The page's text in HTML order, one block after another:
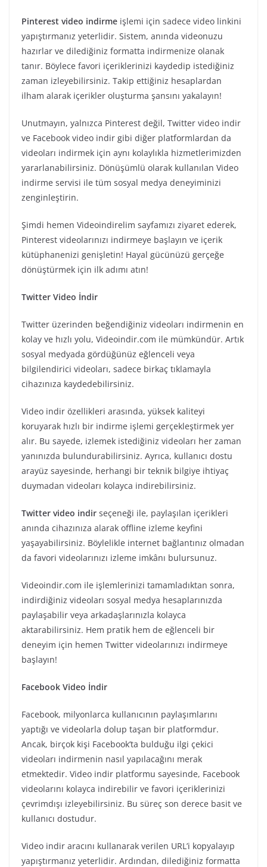
Pinterest video indirme işlemi için sadece video linkini
yapıştırmanız yeterlidir. Sistem, anında videonuzu
hazırlar ve dilediğiniz formatta indirmenize olanak
tanır. Böylece favori içeriklerinizi kaydedip istediğiniz
zaman izleyebilirsiniz. Takip ettiğiniz hesaplardan
ilham alarak içerikler oluşturma şansını yakalayın!
Unutmayın, yalnızca Pinterest değil, Twitter video indir
ve Facebook video indir gibi diğer platformlardan da
videoları indirmek için aynı kolaylıkla hizmetlerimizden
yararlanabilirsiniz. Dönüşümlü olarak kullanılan Video
indirme servisi ile tüm sosyal medya deneyiminizi
zenginleştirin.
Şimdi hemen Videoindirelim sayfamızı ziyaret ederek,
Pinterest videolarınızı indirmeye başlayın ve içerik
kütüphanenizi genişletin! Hayal gücünüzü gerçeğe
dönüştürmek için ilk adımı atın!
Twitter Video İndir
Twitter üzerinden beğendiğiniz videoları indirmenin en
kolay ve hızlı yolu, Videoindir.com ile mümkündür. Artık
sosyal medyada gördüğünüz eğlenceli veya
bilgilendirici videoları, sadece birkaç tıklamayla
cihazınıza kaydedebilirsiniz.
Video indir özellikleri arasında, yüksek kaliteyi
koruyarak hızlı bir indirme işlemi gerçekleştirmek yer
alır. Bu sayede, izlemek istediğiniz videoları her zaman
yanınızda bulundurabilirsiniz. Ayrıca, kullanıcı dostu
arayüz sayesinde, herhangi bir teknik bilgiye ihtiyaç
duymadan videoları kolayca indirebilirsiniz.
Twitter video indir seçeneği ile, paylaşılan içerikleri
anında cihazınıza alarak offline izleme keyfini
yaşayabilirsiniz. Böylelikle internet bağlantınız olmadan
da favori videolarınızı izleme imkânı bulursunuz.
Videoindir.com ile işlemlerinizi tamamladıktan sonra,
indirdiğiniz videoları sosyal medya hesaplarınızda
paylaşabilir veya arkadaşlarınızla kolayca
aktarabilirsiniz. Hem pratik hem de eğlenceli bir
deneyim için hemen Twitter videolarınızı indirmeye
başlayın!
Facebook Video İndir
Facebook, milyonlarca kullanıcının paylaşımlarını
yaptığı ve videolarla dolup taşan bir platformdur.
Ancak, birçok kişi Facebook’ta bulduğu ilgi çekici
videoları indirmenin nasıl yapılacağını merak
etmektedir. Video indir platformu sayesinde, Facebook
videolarını kolayca indirebilir ve favori içeriklerinizi
çevrimdışı izleyebilirsiniz. Bu süreç son derece basit ve
kullanıcı dostudur.
Video indir aracını kullanarak verilen URL’i kopyalayıp
yapıştırmanız yeterlidir. Ardından, dilediğiniz formatta